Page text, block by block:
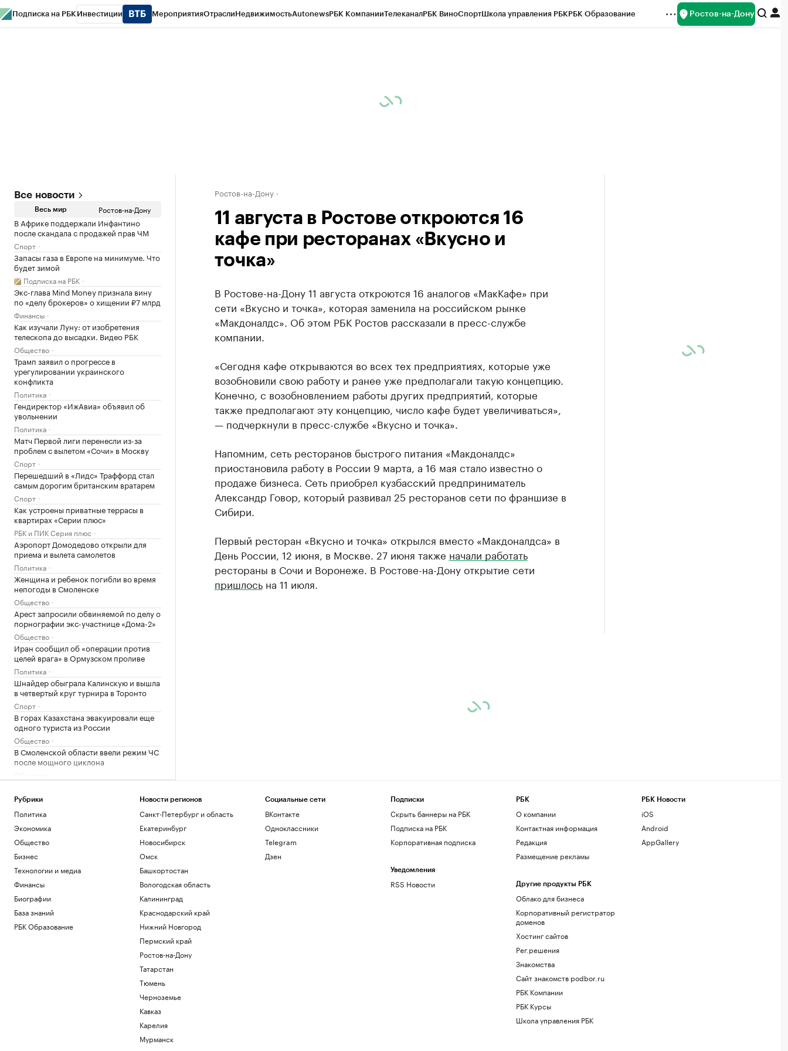
Подписка на РБК Инвестиции МероприятияОтраслиНедвижимостьAutonewsРБК КомпанииТелеканалРБК ВиноСпортШкола управления РБКРБК Образование Ростов-на-Дону
Все новости
Весь мир Ростов-на-Дону
В Африке поддержали Инфантино
после скандала с продажей прав ЧМ
Спорт
Запасы газа в Европе на минимуме. Что
будет зимой
Подписка на РБК
Экс-глава Mind Money признала вину
по «делу брокеров» о хищении ₽7 млрд
Финансы
Как изучали Луну: от изобретения
телескопа до высадки. Видео РБК
Общество
Трамп заявил о прогрессе в
урегулировании украинского
конфликта
Политика
Гендиректор «ИжАвиа» объявил об
увольнении
Политика
Матч Первой лиги перенесли из-за
проблем с вылетом «Сочи» в Москву
Спорт
Перешедший в «Лидс» Траффорд стал
самым дорогим британским вратарем
Спорт
Как устроены приватные террасы в
квартирах «Серии плюс»
РБК и ПИК Серия плюс
Аэропорт Домодедово открыли для
приема и вылета самолетов
Политика
Женщина и ребенок погибли во время
непогоды в Смоленске
Общество
Арест запросили обвиняемой по делу о
порнографии экс-участнице «Дома-2»
Общество
Иран сообщил об «операции против
целей врага» в Ормузском проливе
Политика
Шнайдер обыграла Калинскую и вышла
в четвертый круг турнира в Торонто
Спорт
В горах Казахстана эвакуировали еще
одного туриста из России
Общество
В Смоленской области ввели режим ЧС
после мощного циклона
роль в этом играет дерево
РБК и Старквуд
Эксперты и студенты назвали
преимущества обучения за рубежом
РАДИО
Общество
Сеул счел санкции Британии против
России угрозой своей
энергобезопасности
Политика
На 88-м году жизни ушел из жизни
Общество
Ростов-на-Дону
11 августа в Ростове откроются 16
кафе при ресторанах «Вкусно и
точка»
В Ростове-на-Дону 11 августа откроются 16 аналогов «МакКафе» при
сети «Вкусно и точка», которая заменила на российском рынке
«Макдоналдс». Об этом РБК Ростов рассказали в пресс-службе
компании.
«Сегодня кафе открываются во всех тех предприятиях, которые уже
возобновили свою работу и ранее уже предполагали такую концепцию.
Конечно, с возобновлением работы других предприятий, которые
также предполагают эту концепцию, число кафе будет увеличиваться»,
— подчеркнули в пресс-службе «Вкусно и точка».
Напомним, сеть ресторанов быстрого питания «Макдоналдс»
приостановила работу в России 9 марта, а 16 мая стало известно о
продаже бизнеса. Сеть приобрел кузбасский предприниматель
Александр Говор, который развивал 25 ресторанов сети по франшизе в
Сибири.
Первый ресторан «Вкусно и точка» открылся вместо «Макдоналдса» в
День России, 12 июня, в Москве. 27 июня также начали работать
рестораны в Сочи и Воронеже. В Ростове-на-Дону открытие сети
пришлосьна 11 июля.
Рубрики
Политика
Экономика
Общество
Бизнес
Технологии и медиа
Финансы
Биографии
База знаний
РБК Образование
Новости регионов
Санкт-Петербург и область
Екатеринбург
Новосибирск
Омск
Башкортостан
Вологодская область
Калининград
Краснодарский край
Нижний Новгород
Пермский край
Ростов-на-Дону
Татарстан
Тюмень
Черноземье
Кавказ
Карелия
Мурманск
Социальные сети
ВКонтакте
Одноклассники
Telegram
Дзен
Подписки
Скрыть баннеры на РБК
Подписка на РБК
Корпоративная подписка
Уведомления
RSS Новости
РБК
О компании
Контактная информация
Редакция
Размещение рекламы
Другие продукты РБК
Облако для бизнеса
Корпоративный регистратор
доменов
Хостинг сайтов
Рег.решения
Знакомства
Сайт знакомств podbor.ru
РБК Компании
РБК Курсы
Школа управления РБК
РБК Новости
iOS
Android
AppGallery